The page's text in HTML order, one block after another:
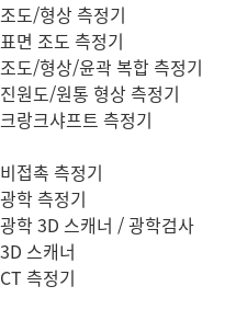
조도/형상 측정기
표면 조도 측정기
조도/형상/윤곽 복합 측정기
진원도/원통 형상 측정기
크랑크샤프트 측정기
비접촉 측정기
광학 측정기
광학 3D 스캐너 / 광학검사
3D 스캐너
CT 측정기